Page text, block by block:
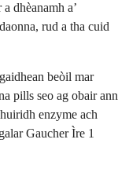
dhèanamh a’
rud a tha cuid
beòil mar
pills seo ag obair ann
enzyme ach
Gaucher Ìre 1